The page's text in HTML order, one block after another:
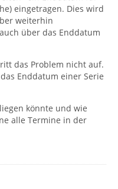
eingetragen. Dies wird
weiterhin
über das Enddatum
das Problem nicht auf.
Enddatum einer Serie
könnte und wie
alle Termine in der